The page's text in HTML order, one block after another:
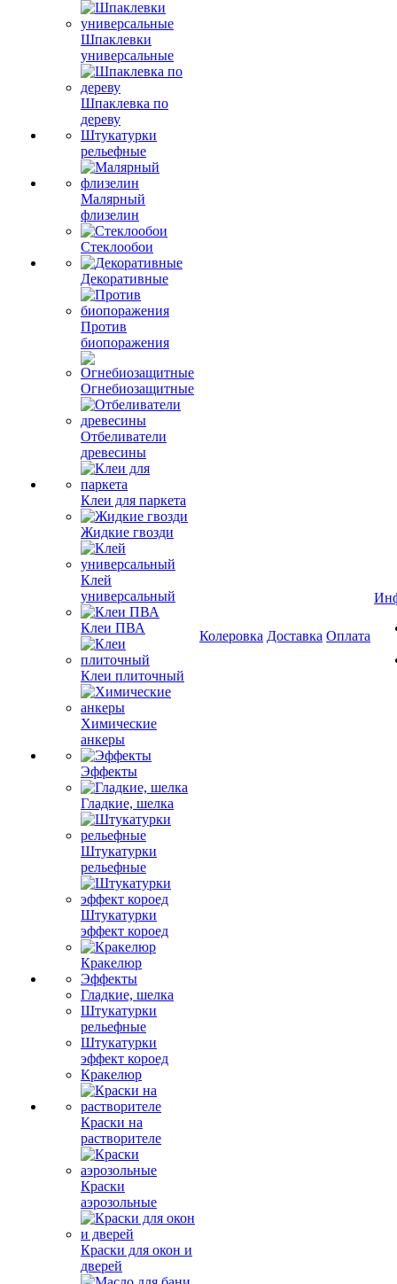
Шпаклевки
универсальные
Шпаклевка по
дереву
Штукатурки
рельефные
Малярный
флизелин
Стеклообои
Декоративные
Против
биопоражения
Огнебиозащитные
Отбеливатели
древесины
Клеи для паркета
Жидкие гвозди
Клей
универсальный
Клеи ПВА
Клеи плиточный
Химические
анкеры
Эффекты
Гладкие, шелка
Штукатурки
рельефные
Штукатурки
эффект короед
Кракелюр
Эффекты
Гладкие, шелка
Штукатурки
рельефные
Штукатурки
эффект короед
Кракелюр
Краски на
растворителе
Краски
аэрозольные
Краски для окон и
дверей
Колеровка Доставка Оплата